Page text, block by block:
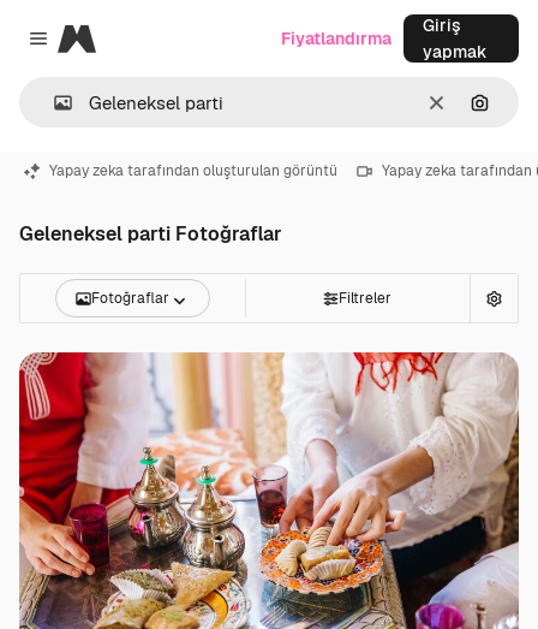
Close menu
Magnific
Temizlemek
Fiyatlandırma
Giriş
yapmak
Yapay zeka tarafından oluşturulan görüntü Yapay zeka
Geleneksel parti Fotoğraflar
Fotoğraflar Filtreler